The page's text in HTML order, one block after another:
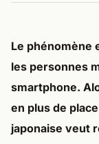
Le phénomène
les personnes
smartphone.
en plus de
japonaise veut